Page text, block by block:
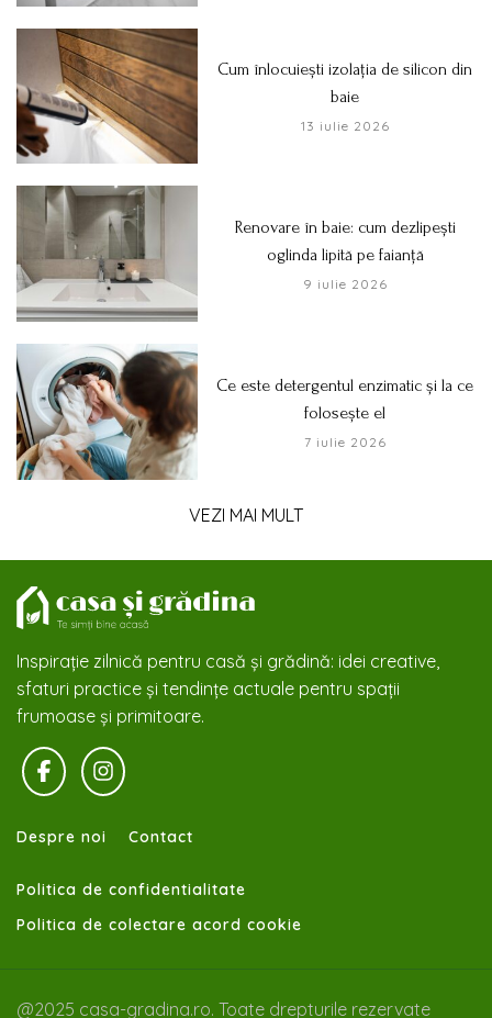
Cum înlocuiești izolația de silicon din
baie
13 iulie 2026
Renovare în baie: cum dezlipești
oglinda lipită pe faianță
9 iulie 2026
Ce este detergentul enzimatic și la ce
folosește el
7 iulie 2026
VEZI MAI MULT
Inspirație zilnică pentru casă și grădină: idei creative,
sfaturi practice și tendințe actuale pentru spații
frumoase și primitoare.
Despre noi Contact
Politica de confidentialitate
Politica de colectare acord cookie
@2025 casa-gradina.ro. Toate drepturile rezervate